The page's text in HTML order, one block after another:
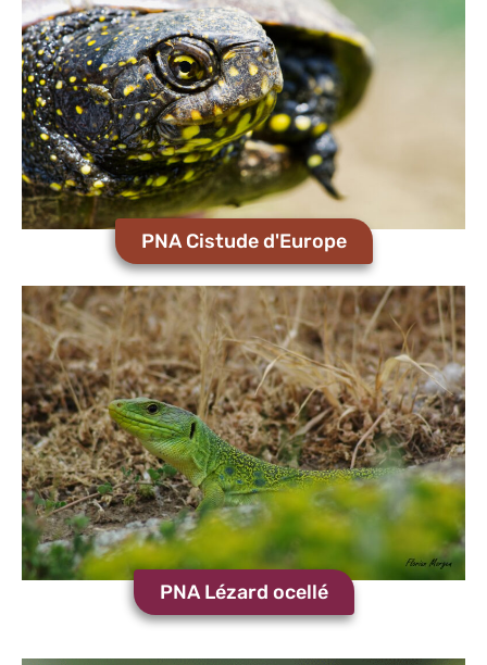
PNA Cistude d'Europe
PNA Lézard ocellé